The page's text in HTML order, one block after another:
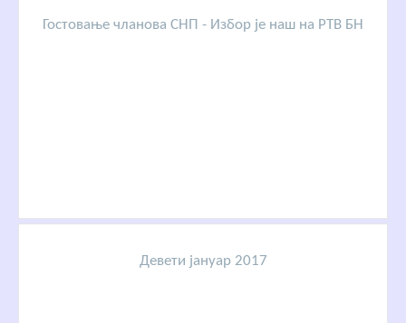
Гостовање чланова СНП - Избор је наш на РТВ БН
Девети јануар 2017